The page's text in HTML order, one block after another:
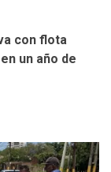
con flota
un año de